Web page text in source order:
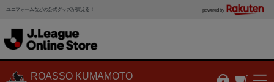
ユニフォームなどの公式グッズが買える！ powered by
ROASSO KUMAMOTO